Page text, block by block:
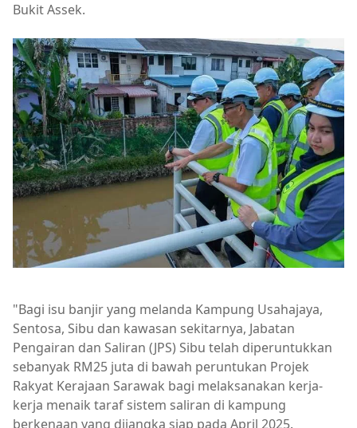
Bukit Assek.
"Bagi isu banjir yang melanda Kampung Usahajaya,
Sentosa, Sibu dan kawasan sekitarnya, Jabatan
Pengairan dan Saliran (JPS) Sibu telah diperuntukkan
sebanyak RM25 juta di bawah peruntukan Projek
Rakyat Kerajaan Sarawak bagi melaksanakan kerja-
kerja menaik taraf sistem saliran di kampung
berkenaan yang dijangka siap pada April 2025.